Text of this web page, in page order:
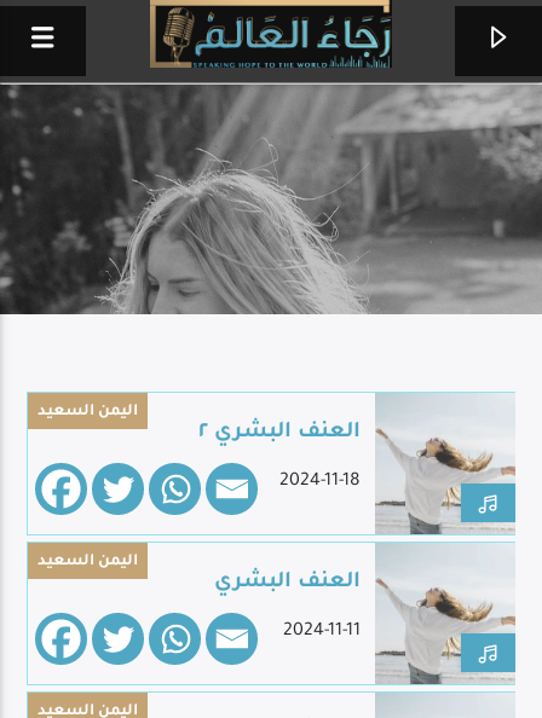
خمس دقايق
وفيق رمزي
Live Broadcast
اليمن السعيد
العنف البشري ٢
2024-11-18
اليمن السعيد
العنف البشري
2024-11-11
اليمن السعيد